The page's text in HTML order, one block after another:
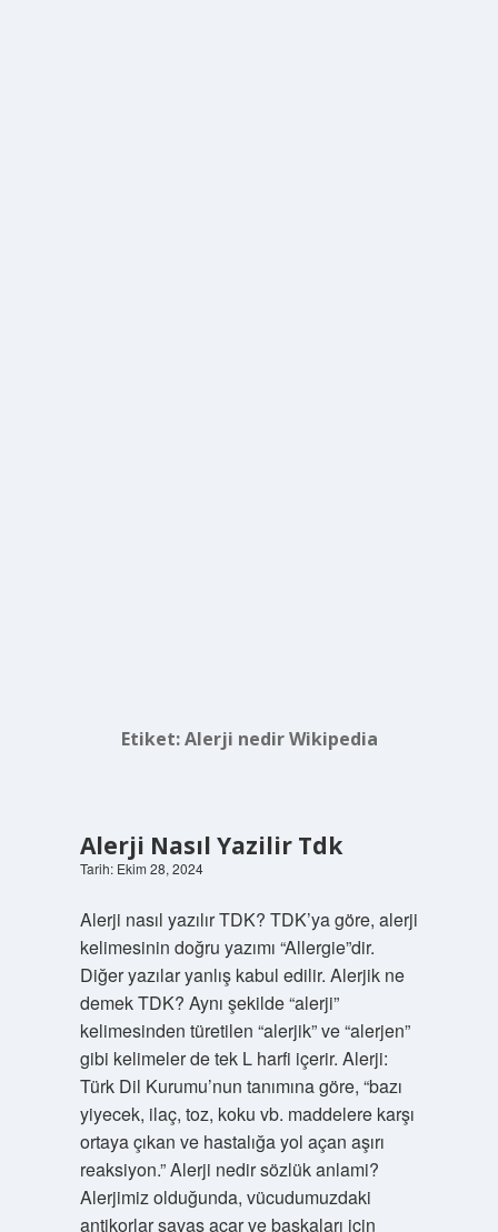
Etiket:Alerji nedir Wikipedia
Alerji Nasıl Yazilir Tdk
Tarih: Ekim 28, 2024
Alerji nasıl yazılır TDK? TDK’ya göre, alerji
kelimesinin doğru yazımı “Allergie”dir.
Diğer yazılar yanlış kabul edilir. Alerjik ne
demek TDK? Aynı şekilde “alerji”
kelimesinden türetilen “alerjik” ve “alerjen”
gibi kelimeler de tek L harfi içerir. Alerji:
Türk Dil Kurumu’nun tanımına göre, “bazı
yiyecek, ilaç, toz, koku vb. maddelere karşı
ortaya çıkan ve hastalığa yol açan aşırı
reaksiyon.” Alerji nedir sözlük anlami?
Alerjimiz olduğunda, vücudumuzdaki
antikorlar savaş açar ve başkaları için